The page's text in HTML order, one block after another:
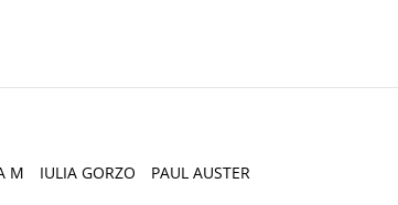
M IULIA GORZO PAUL AUSTER